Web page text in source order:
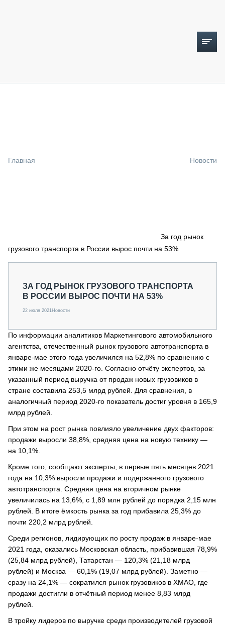
СПЕЦПРОЕКТЫ
О ПРОЕКТЕ
Главная Новости
За год рынок
грузового транспорта в России вырос почти на 53%
ЗА ГОД РЫНОК ГРУЗОВОГО ТРАНСПОРТА
В РОССИИ ВЫРОС ПОЧТИ НА 53%
22 июля 2021Новости
По информации аналитиков Маркетингового автомобильного
агентства, отечественный рынок грузового автотранспорта в
январе-мае этого года увеличился на 52,8% по сравнению с
этими же месяцами 2020-го. Согласно отчёту экспертов, за
указанный период выручка от продаж новых грузовиков в
стране составила 253,5 млрд рублей. Для сравнения, в
аналогичный период 2020-го показатель достиг уровня в 165,9
млрд рублей.
При этом на рост рынка повлияло увеличение двух факторов:
продажи выросли 38,8%, средняя цена на новую технику —
на 10,1%.
Кроме того, сообщают эксперты, в первые пять месяцев 2021
года на 10,3% выросли продажи и подержанного грузового
автотранспорта. Средняя цена на вторичном рынке
увеличилась на 13,6%, с 1,89 млн рублей до порядка 2,15 млн
рублей. В итоге ёмкость рынка за год прибавила 25,3% до
почти 220,2 млрд рублей.
Среди регионов, лидирующих по росту продаж в январе-мае
2021 года, оказались Московская область, прибавившая 78,9%
(25,84 млрд рублей), Татарстан — 120,3% (21,18 млрд
рублей) и Москва — 60,1% (19,07 млрд рублей). Заметно —
сразу на 24,1% — сократился рынок грузовиков в ХМАО, где
продажи достигли в отчётный период менее 8,83 млрд
рублей.
В тройку лидеров по выручке среди производителей грузовой